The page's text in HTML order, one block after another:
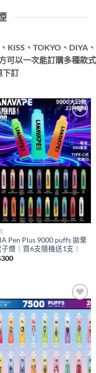
KISS、TOKYO、DIYA、
可以一次能訂購多種款式
下訂
Add to
wishlist
Pen Plus 9000 puffs 拋棄
煙｜買6支隨機送1支｜
300
Add to
wishlist